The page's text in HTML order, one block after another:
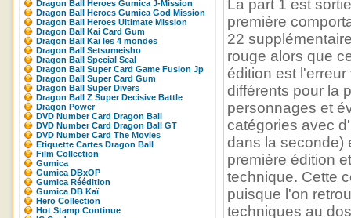
Dragon Ball Heroes Gumica J-Mission
Dragon Ball Heroes Gumica God Mission
Dragon Ball Heroes Ultimate Mission
Dragon Ball Kai Card Gum
Dragon Ball Kai les 4 mondes
Dragon Ball Setsumeisho
Dragon Ball Special Seal
Dragon Ball Super Card Game Fusion Jp
Dragon Ball Super Card Gum
Dragon Ball Super Divers
Dragon Ball Z Super Decisive Battle
Dragon Power
DVD Number Card Dragon Ball
DVD Number Card Dragon Ball GT
DVD Number Card The Movies
Etiquette Cartes Dragon Ball
Film Collection
Gumica
Gumica DBxOP
Gumica Réédition
Gumica DB Kaï
Hero Collection
Hot Stamp Continue
La part 1 est
première
22
rouge alors que
édition est
différents pour la
personnages et
catégories avec
dans la seconde)
première édition
technique. Cette
puisque l'on
techniques au